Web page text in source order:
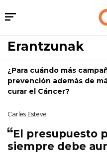
Erantzunak
¿Para cuándo más
prevención además de
curar el Cáncer?
Carles Esteve
El presupuesto
siempre debe